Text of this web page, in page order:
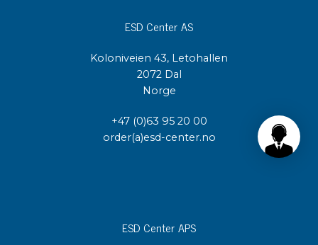
ESD Center AS
Koloniveien 43, Letohallen
2072 Dal
Norge
+47 (0)63 95 20 00
order(a)esd-center.no
ESD Center APS